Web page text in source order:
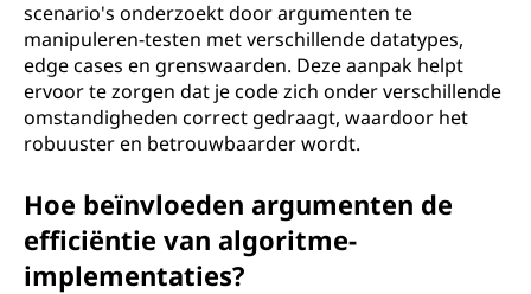
scenario's onderzoekt door argumenten te
manipuleren-testen met verschillende datatypes,
edge cases en grenswaarden. Deze aanpak helpt
ervoor te zorgen dat je code zich onder verschillende
omstandigheden correct gedraagt, waardoor het
robuuster en betrouwbaarder wordt.
Hoe beïnvloeden argumenten de
efficiëntie van algoritme-
implementaties?